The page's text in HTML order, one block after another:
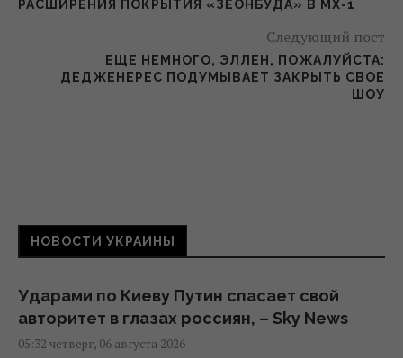
РАСШИРЕНИЯ ПОКРЫТИЯ «ЗЕОНБУДА» В МХ-1
Следующий пост
ЕЩЕ НЕМНОГО, ЭЛЛЕН, ПОЖАЛУЙСТА:
ДЕДЖЕНЕРЕС ПОДУМЫВАЕТ ЗАКРЫТЬ СВОЕ
ШОУ
НОВОСТИ УКРАИНЫ
Ударами по Киеву Путин спасает свой
авторитет в глазах россиян, – Sky News
05:32 четверг, 06 августа 2026